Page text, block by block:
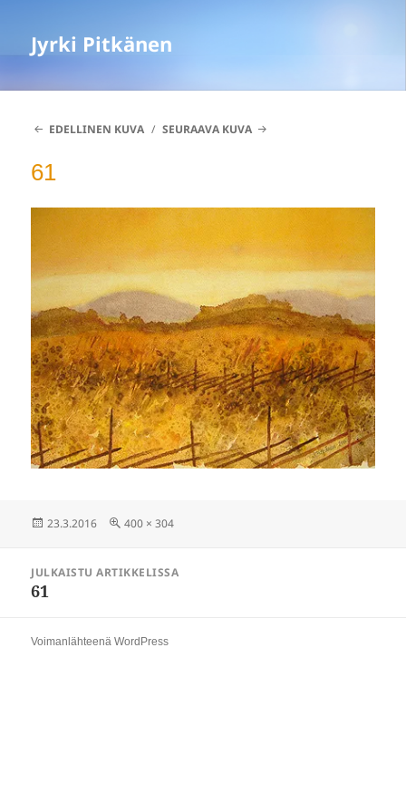
Jyrki Pitkänen
EDELLINEN KUVA SEURAAVA KUVA
61
Julkaistu
23.3.2016 Täysikokoinen
400 × 304
selaus
JULKAISTU ARTIKKELISSA
61
Voimanlähteenä WordPress